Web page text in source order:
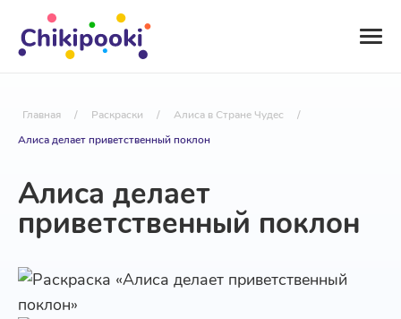
Главная / Раскраски / Алиса в Стране Чудес
/
Алиса делает приветственный поклон
Алиса делает
приветственный поклон